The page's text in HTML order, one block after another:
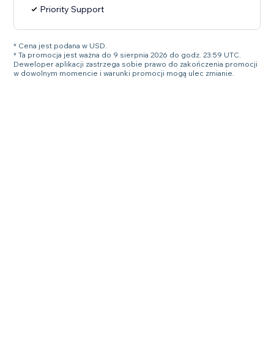
Priority Support
* Cena jest podana w USD.
* Ta promocja jest ważna do 9 sierpnia 2026 do godz. 23:59 UTC.
Deweloper aplikacji zastrzega sobie prawo do zakończenia promocji
w dowolnym momencie i warunki promocji mogą ulec zmianie.